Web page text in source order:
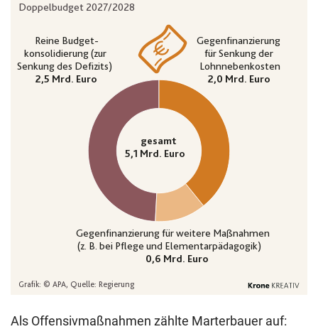
Als Offensivmaßnahmen zählte Marterbauer auf: